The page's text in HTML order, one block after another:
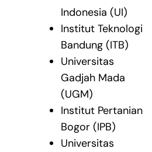
Indonesia (UI)
Institut Teknologi
Bandung (ITB)
Universitas
Gadjah Mada
(UGM)
Institut Pertanian
Bogor (IPB)
Universitas